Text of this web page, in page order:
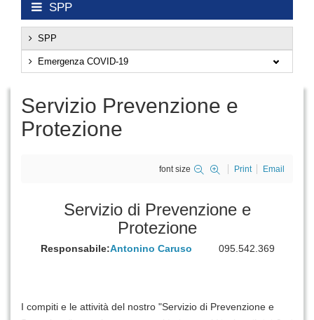
SPP
SPP
Emergenza COVID-19
Servizio Prevenzione e
Protezione
font size Print Email
Servizio di Prevenzione e
Protezione
Responsabile:Antonino Caruso 095.542.369
I compiti e le attività del nostro "Servizio di Prevenzione e